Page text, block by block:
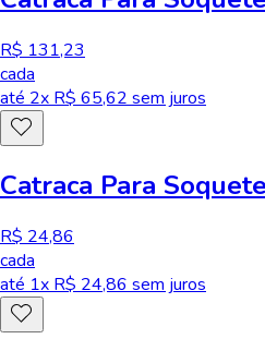
R$ 131,23
cada
até 2x R$ 65,62 sem juros
Catraca Para
R$ 24,86
cada
até 1x R$ 24,86 sem juros